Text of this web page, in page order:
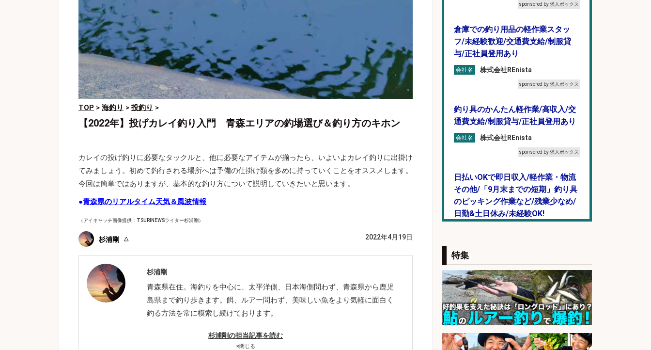
TOP > 海釣り > 投釣り >
【2022年】投げカレイ釣り入門 青森エリアの釣場選び＆釣り方のキホン
カレイの投げ釣りに必要なタックルと、他に必要なアイテムが揃ったら、いよいよカレイ釣りに出掛け
てみましょう。初めて釣行される場所へは予備の仕掛け類を多めに持っていくことをオススメします。
今回は簡単ではありますが、基本的な釣り方について説明していきたいと思います。
●青森県のリアルタイム天気＆風波情報
（アイキャッチ画像提供：TSURINEWSライター杉浦剛）
杉浦剛 2022年4月19日
杉浦剛
青森県在住。海釣りを中心に、太平洋側、日本海側問わず、青森県から鹿児
島県まで釣り歩きます。餌、ルアー問わず、美味しい魚をより気軽に面白く
釣る方法を常に模索し続けております。
杉浦剛の担当記事を読む
×閉じる
sponsored by 求人ボックス
倉庫での釣り用品の軽作業スタッ
フ/未経験歓迎/交通費支給/制服貸
与/正社員登用あり
会社名 株式会社REnista
sponsored by 求人ボックス
釣り具のかんたん軽作業/高収入/交
通費支給/制服貸与/正社員登用あり
会社名 株式会社REnista
sponsored by 求人ボックス
日払いOKで即日収入/軽作業・物流
その他/「9月末までの短期」釣り具
のピッキング作業など/残業少なめ/
日勤&土日休み/未経験OK!
倉庫での釣り用品の軽作業スタッ
フ/未経験歓迎/交通費支給/制服貸
与/正社員登用あり
会社名 株式会社REnista
sponsored by 求人ボックス
特集